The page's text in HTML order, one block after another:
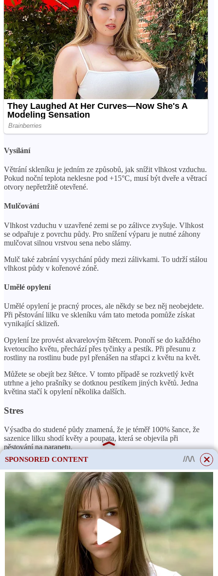
Vysílání
Větrání skleníku je jedním ze způsobů, jak snížit vlhkost vzduchu.
Pokud noční teplota neklesne pod +15°C, musí být dveře a větrací
otvory nepřetržitě otevřené.
Mulčování
Vlhkost vzduchu v uzavřené zemi se po zálivce zvyšuje. Vlhkost
se odpařuje z povrchu půdy. Pro snížení výparu je nutné záhony
mulčovat silnou vrstvou sena nebo slámy.
Mulč také zabrání vysychání půdy mezi zálivkami. To udrží stálou
vlhkost půdy v kořenové zóně.
Umělé opylení
Umělé opylení je pracný proces, ale někdy se bez něj neobejdete.
Při pěstování lilku ve skleníku vám tato metoda pomůže získat
vynikající sklizeň.
Opylení lze provést akvarelovým štětcem. Ponoří se do každého
kvetoucího květu, přechází přes tyčinky a pestík. Při přesunu z
rostliny na rostlinu bude pyl přenášen na střapci z květu na květ.
Můžete se obejít bez štětce. V tomto případě se rozkvetlý květ
utrhne a jeho prašníky se dotknou pestíkem jiných květů. Jedna
květina stačí k opylení několika dalších.
Stres
Výsadba do studené půdy znamená, že je téměř 100% šance, že
sazenice lilku shodí květy a poupata, která se objevila při
pěstování na parapetu.
Velký rozdíl mezi nočními a denními teplotami nebo výkyvy
počasí mají špatný vliv na vývoj teplomilných plodin. Jakákoli
stresová situace může vést k opadávání květin.
Stresovým faktorem je také nesprávný režim zálivky, kdy
dlouhodobé sucho vystřídá vydatná vlhkost. Během období sucha
budou rostliny shazovat květy, aby se snížilo zatížení ovocem.
Výsadba do teplé půdy
S výsadbou sazenic lilku není třeba spěchat. Země by se měla v
době výsadby přirozeně zahřát. Ve středním pásmu se sazenice
vysazují v nevytápěných sklenících ve druhých deseti dnech
SPONSORED CONTENT